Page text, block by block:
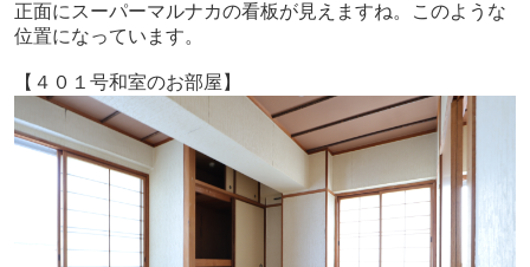
正面にスーパーマルナカの看板が見えますね。このような
位置になっています。
【４０１号和室のお部屋】